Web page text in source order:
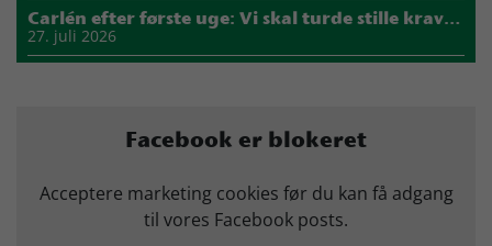
Carlén efter første uge: Vi skal turde stille krav til hinanden
27. juli 2026
Marius Nørsøller udlejes til HØJ Elite
14. juli 2026
Facebook er blokeret
Acceptere marketing cookies før du kan få adgang
til vores Facebook posts.